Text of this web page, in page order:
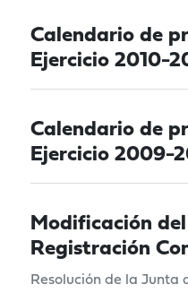
Calendario de
Ejercicio 2010-
Calendario de
Ejercicio 2009-
Modificación
Registración
Resolución de la Junta